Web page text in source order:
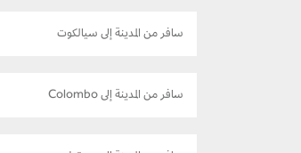
سافر من المدينة إلى سيالكوت
سافر من المدينة إلى Colombo